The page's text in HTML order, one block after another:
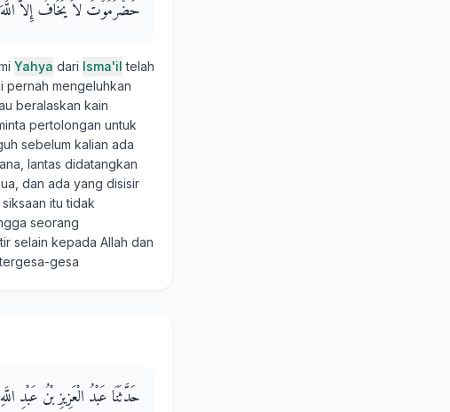
حَضْرَمَوْتَ لاَ يَخَافُ إِلاَّ
Yahya dari Isma'il telah
pernah mengeluhkan
beralaskan kain
pertolongan untuk
sebelum kalian ada
lantas didatangkan
dan ada yang disisir
itu tidak
seorang
selain kepada Allah dan
gesa
حَدَّثَنَا عَبْدُ الْعَزِيزِ بْنُ عَبْدِ